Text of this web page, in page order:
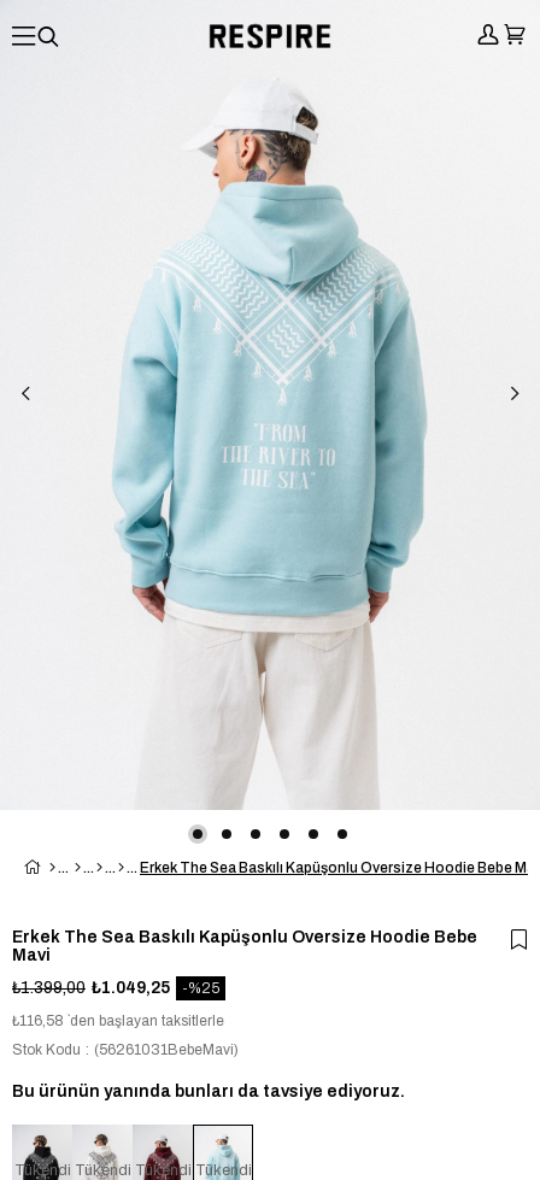
Erkek The Sea Baskılı Kapüşonlu Oversize Hoodie Bebe
Erkek The Sea Baskılı Kapüşonlu Oversize Hoodie Bebe
Mavi
₺1.399,00 ₺1.049,25
25
₺116,58 `den başlayan taksitlerle
Stok Kodu
(56261031BebeMavi)
Bu ürünün yanında bunları da tavsiye ediyoruz.
Tükendi Tükendi Tükendi Tükendi